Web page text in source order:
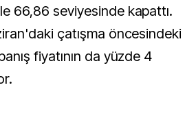
66,86 seviyesinde kapattı.
çatışma öncesindeki
fiyatının da yüzde 4